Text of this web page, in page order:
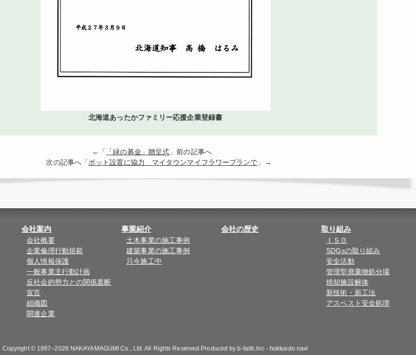
北海道あったかファミリー応援企業登録書
←「 「緑の募金」贈呈式 」前の記事へ
次の記事へ「ポット設置に協力 マイタウンマイフラワープランで 」→
会社案内
会社概要
企業倫理行動規範
個人情報保護
一般事業主行動計画
反社会的勢力との関係遮断
宣言
組織図
関連企業
事業紹介
土木事業の施工事例
建築事業の施工事例
只今施工中
会社の歴史 取り組み
ＩＳＯ
SDGsの取り組み
安全活動
管理型廃棄物処分場
焼却施設解体
新技術・新工法
アスベスト安全処理
Copyright © 1997–2026 NAKAYAMAGUMI Co., Ltd.All Rights Reserved.Produced byb-faith.lnc - hokkaido navi